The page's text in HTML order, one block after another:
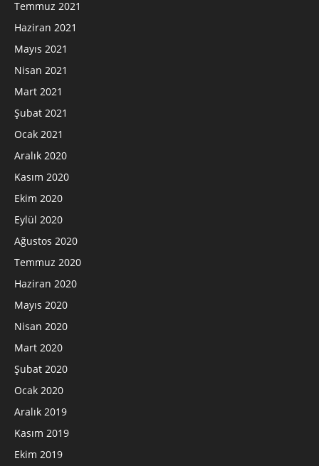
Temmuz 2021
Haziran 2021
Mayıs 2021
Nisan 2021
Mart 2021
Şubat 2021
Ocak 2021
Aralık 2020
Kasım 2020
Ekim 2020
Eylül 2020
Ağustos 2020
Temmuz 2020
Haziran 2020
Mayıs 2020
Nisan 2020
Mart 2020
Şubat 2020
Ocak 2020
Aralık 2019
Kasım 2019
Ekim 2019